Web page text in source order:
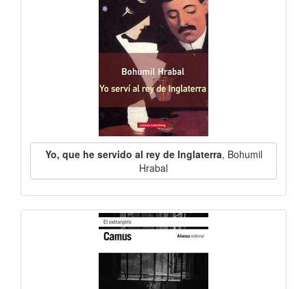
Yo, que he servido al rey de Inglaterra, Bohumil
Hrabal